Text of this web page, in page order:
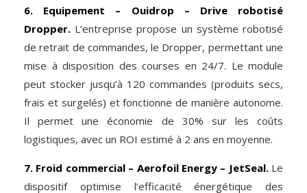
6. Equipement – Ouidrop – Drive robotisé
Dropper. L’entreprise propose un système robotisé
de retrait de commandes, le Dropper, permettant une
mise à disposition des courses en 24/7. Le module
peut stocker jusqu’à 120 commandes (produits secs,
frais et surgelés) et fonctionne de manière autonome.
Il permet une économie de 30% sur les coûts
logistiques, avec un ROI estimé à 2 ans en moyenne.
7. Froid commercial – Aerofoil Energy – JetSeal.Le
dispositif optimise l’efficacité énergétique des